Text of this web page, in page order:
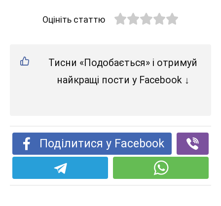
Оцініть статтю
Тисни «Подобається» і отримуй
найкращі пости у Facebook ↓
Поділитися у Facebook